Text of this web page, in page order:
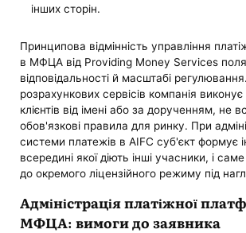
інших сторін.
Принципова відмінність управління
в МФЦА від Providing Money Services
відповідальності й масштабі
розрахункових сервісів компанія виконує
клієнтів від імені або за дорученням, не
обов'язкові правила для ринку. При
системи платежів в AIFC суб'єкт формує
всередині якої діють інші учасники, і
до окремого ліцензійного режиму під
Адміністрація платіжної
МФЦА: вимоги до заявника